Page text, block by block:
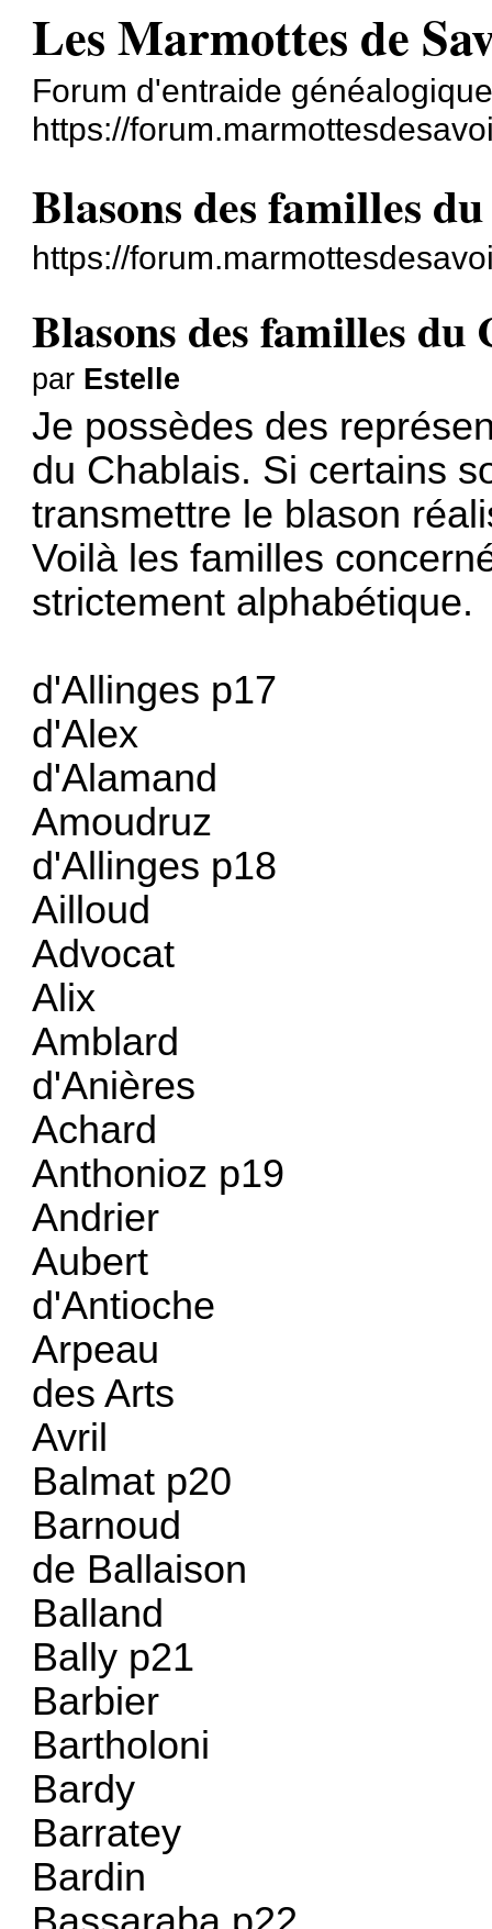
Les Marmottes de
Forum d'entraide
https://
Blasons des familles
https://
Blasons des familles du
par Estelle
Je possèdes des
du Chablais. Si certains
transmettre le blason
Voilà les familles
strictement alphabétique.
d'Allinges p17
d'Alex
d'Alamand
Amoudruz
d'Allinges p18
Ailloud
Advocat
Alix
Amblard
d'Anières
Achard
Anthonioz p19
Andrier
Aubert
d'Antioche
Arpeau
des Arts
Avril
Balmat p20
Barnoud
de Ballaison
Balland
Bally p21
Barbier
Bartholoni
Bardy
Barratey
Bardin